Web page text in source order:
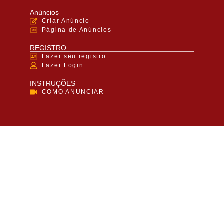
Anúncios
Criar Anúncio
Página de Anúncios
REGISTRO
Fazer seu registro
Fazer Login
INSTRUÇÕES
COMO ANUNCIAR